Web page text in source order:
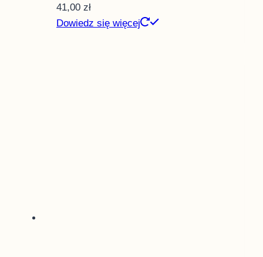
41,00 zł
Dowiedz się więcej